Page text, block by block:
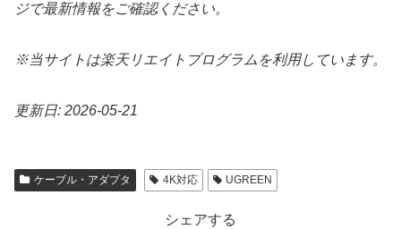
ジで最新情報をご確認ください。
※当サイトは楽天リエイトプログラムを利用しています。
更新日: 2026-05-21
ケーブル・アダプタ 4K対応 UGREEN
シェアする